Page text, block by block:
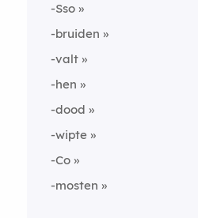
-Sso
-bruiden
-valt
-hen
-dood
-wipte
-Co
-mosten